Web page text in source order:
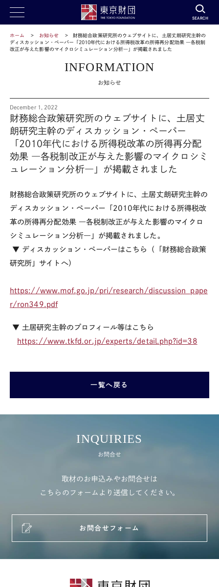
SEARCH
ホーム お知らせ
財務総合政策研究所のウェブサイトに、土居丈朗研究主幹の
ディスカッション・ペーパー「2010年代における所得税改革の所得再分配効果 ―各税制
改正が与えた影響のマイクロシミュレーション分析―」が掲載されました
INFORMATION
お知らせ
December 1, 2022
財務総合政策研究所のウェブサイトに、土居丈
朗研究主幹のディスカッション・ペーパー
「2010年代における所得税改革の所得再分配
効果 ―各税制改正が与えた影響のマイクロシミ
ュレーション分析―」が掲載されました
財務総合政策研究所のウェブサイトに、土居丈朗研究主幹の
ディスカッション・ペーパー「2010年代における所得税改
革の所得再分配効果 ―各税制改正が与えた影響のマイクロ
シミュレーション分析―」が掲載されました。
▼ ディスカッション・ペーパーはこちら（「財務総合政策
研究所」サイトへ）
https://www.mof.go.jp/pri/research/discussion_pape
r/ron349.pdf
▼ 土居研究主幹のプロフィール等はこちら
https://www.tkfd.or.jp/experts/detail.php?id=38
一覧へ戻る
INQUIRIES
お問合せ
取材のお申込みやお問合せは
こちらのフォームより送信してください。
お問合せフォーム